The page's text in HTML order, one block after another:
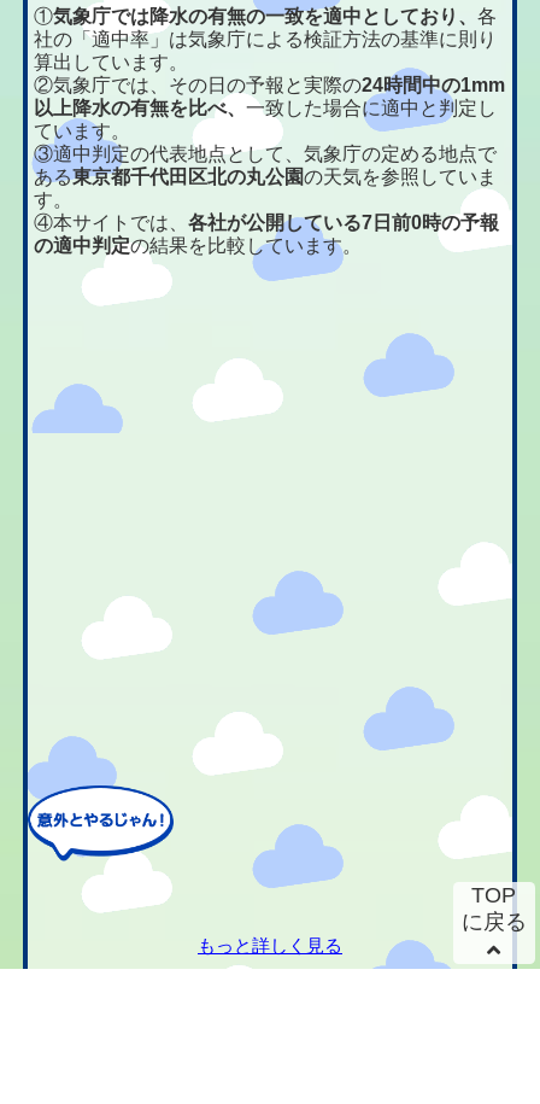
①気象庁では降水の有無の一致を適中としており、各
社の「適中率」は気象庁による検証方法の基準に則り
算出しています。
②気象庁では、その日の予報と実際の24時間中の1mm
以上降水の有無を比べ、一致した場合に適中と判定し
ています。
③適中判定の代表地点として、気象庁の定める地点で
ある東京都千代田区北の丸公園の天気を参照していま
す。
④本サイトでは、各社が公開している7日前0時の予報
の適中判定の結果を比較しています。
もっと詳しく見る
TOP
に戻る